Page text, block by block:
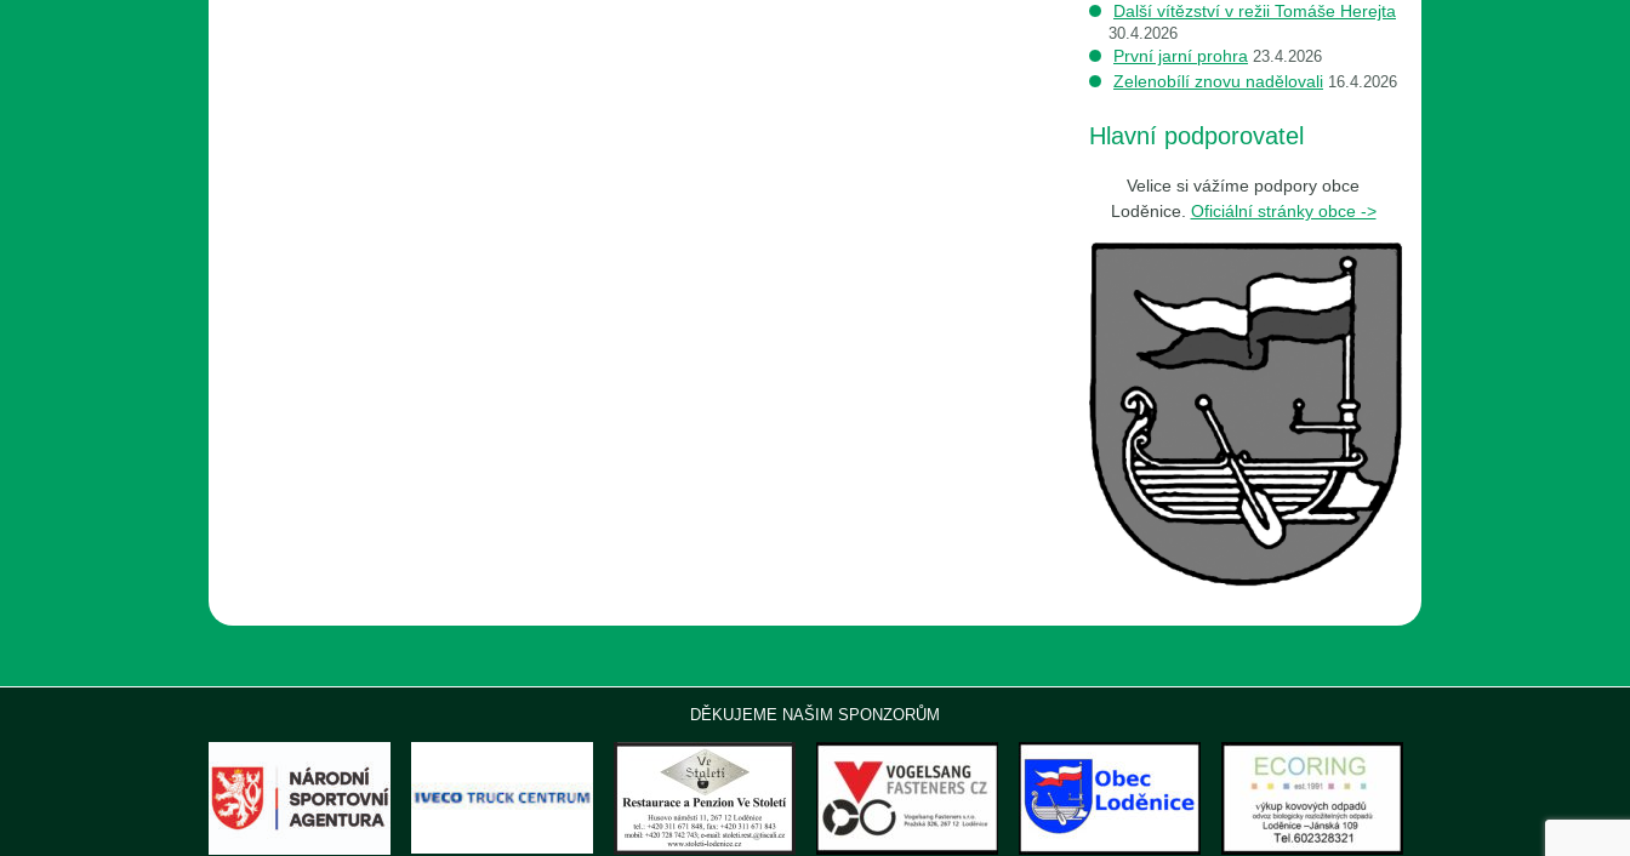
Další vítězství v režii Tomáše Herejta
30.4.2026
První jarní prohra 23.4.2026
Zelenobílí znovu nadělovali 16.4.2026
Hlavní podporovatel
Velice si vážíme podpory obce
Loděnice. Oficiální stránky obce ->
DĚKUJEME NAŠIM SPONZORŮM